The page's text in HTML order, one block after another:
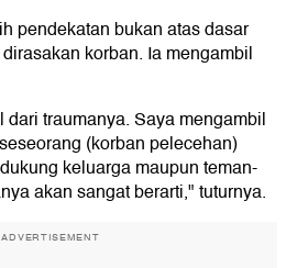
pendekatan bukan atas dasar
korban. Ia mengambil
traumanya. Saya mengambil
(korban pelecehan)
keluarga maupun teman-
akan sangat berarti," tuturnya.
ADVERTISEMENT